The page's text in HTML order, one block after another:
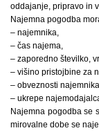
oddajanje, pripravo in
Najemna pogodba
– najemnika,
– čas najema,
– zaporedno številko,
– višino pristojbine za
– obveznosti
– ukrepe
Najemna pogodba se
mirovalne dobe se